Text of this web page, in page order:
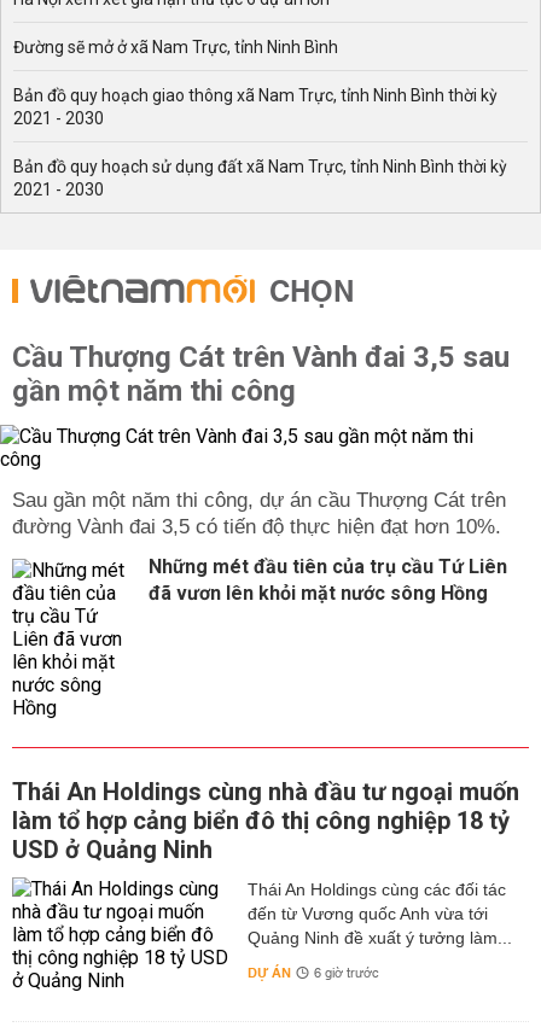
Đường sẽ mở ở xã Nam Trực, tỉnh Ninh Bình
Bản đồ quy hoạch giao thông xã Nam Trực, tỉnh Ninh Bình thời kỳ
2021 - 2030
Bản đồ quy hoạch sử dụng đất xã Nam Trực, tỉnh Ninh Bình thời kỳ
2021 - 2030
CHỌN
Cầu Thượng Cát trên Vành đai 3,5 sau
gần một năm thi công
Sau gần một năm thi công, dự án cầu Thượng Cát trên
đường Vành đai 3,5 có tiến độ thực hiện đạt hơn 10%.
Những mét đầu tiên của trụ cầu Tứ Liên
đã vươn lên khỏi mặt nước sông Hồng
Thái An Holdings cùng nhà đầu tư ngoại muốn
làm tổ hợp cảng biển đô thị công nghiệp 18 tỷ
USD ở Quảng Ninh
Thái An Holdings cùng các đối tác
đến từ Vương quốc Anh vừa tới
Quảng Ninh đề xuất ý tưởng làm...
DỰ ÁN 6 giờ trước